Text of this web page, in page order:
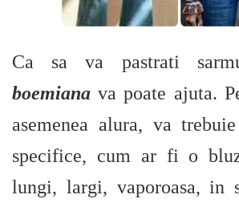
Ca sa va pastrati
boemiana va poate ajuta.
asemenea alura, va
specifice, cum ar fi o
lungi, largi, vaporoasa, in